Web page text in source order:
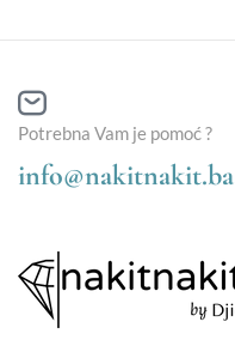
Potrebna Vam je pomoć ?
info@nakitnakit.ba